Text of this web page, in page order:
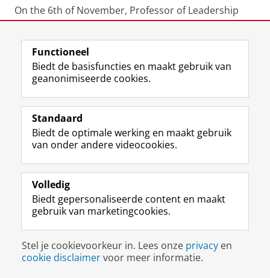
On the 6th of November, Professor of Leadership
and Organizational Change Janka Stoker will hold a
talk on 'Leadership in a turbulent era' at Villanova
University.
Deel dit Facebook LinkedIn
View this page in:
Volg ons op
L
k
n
Disclaimer & Copyright Privacy
Inloggen
Functioneel
Biedt de basisfuncties en maakt gebruik van
geanonimiseerde cookies.
Standaard
Biedt de optimale werking en maakt gebruik
van onder andere videocookies.
Volledig
Biedt gepersonaliseerde content en maakt
gebruik van marketingcookies.
Stel je cookievoorkeur in. Lees onze privacy en
cookie disclaimervoor meer informatie.